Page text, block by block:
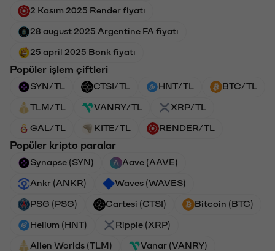
2 Kasım 2025 Render fiyatı
28 august 2025 Argentine FA fiyatı
25 april 2025 Bonk fiyatı
Popüler işlem çiftleri
SYN/TL CTSI/TL HNT/TL BTC/TL
TLM/TL VANRY/TL XRP/TL
GAL/TL KITE/TL RENDER/TL
Popüler kripto paralar
Synapse (SYN) Aave (AAVE)
Ankr (ANKR) Waves (WAVES)
PSG (PSG) Cartesi (CTSI) Bitcoin (BTC)
Helium (HNT) Ripple (XRP)
Alien Worlds (TLM) Vanar (VANRY)